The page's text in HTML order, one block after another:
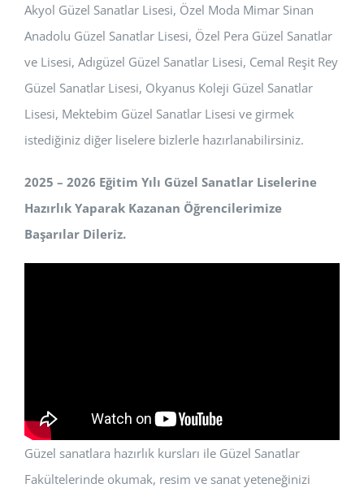
Akyol Güzel Sanatlar Lisesi, Özel Moda Mimar Sinan
Anadolu Güzel Sanatlar Lisesi, Özel Pera Güzel Sanatlar
ve Lisesi, Adıgüzel Güzel Sanatlar Lisesi, Cemal Reşit Rey
Güzel Sanatlar Lisesi, Okyanus Koleji Güzel Sanatlar
Lisesi, Mektebim Güzel Sanatlar Lisesi ve girmek
istediğiniz diğer liselere bizlerle hazırlanabilirsiniz.
2025 – 2026 Eğitim Yılı Güzel Sanatlar Liselerine
Hazırlık Yaparak Kazanan Öğrencilerimize
Başarılar Dileriz.
Güzel sanatlara hazırlık kursları ile Güzel Sanatlar
Fakültelerinde okumak, resim ve sanat yeteneğinizi